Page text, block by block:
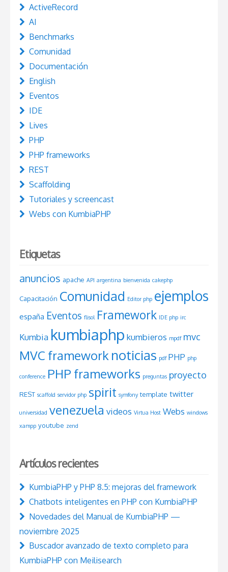
ActiveRecord
AI
Benchmarks
Comunidad
Documentación
English
Eventos
IDE
Lives
PHP
PHP frameworks
REST
Scaffolding
Tutoriales y screencast
Webs con KumbiaPHP
Etiquetas
anuncios apache API argentina bienvenida cakephp
Capacitación Comunidad Editor php ejemplos
españa Eventos flisol Framework IDE php irc
Kumbia kumbiaphp kumbieros mpdf mvc
MVC frameworknoticias pdf PHP php
conference PHP frameworks preguntas proyecto
REST scaffold servidor php spirit symfony template twitter
universidad venezuela videos Virtua Host Webs windows
xampp youtube zend
Artículos recientes
KumbiaPHP y PHP 8.5: mejoras del framework
Chatbots inteligentes en PHP con KumbiaPHP
Novedades del Manual de KumbiaPHP —
noviembre 2025
Buscador avanzado de texto completo para
KumbiaPHP con Meilisearch